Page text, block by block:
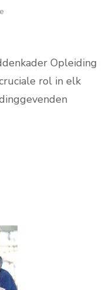
Opleiding
rol in elk